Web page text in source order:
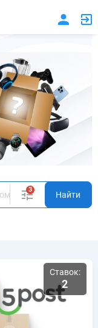
3
Ставок:
2